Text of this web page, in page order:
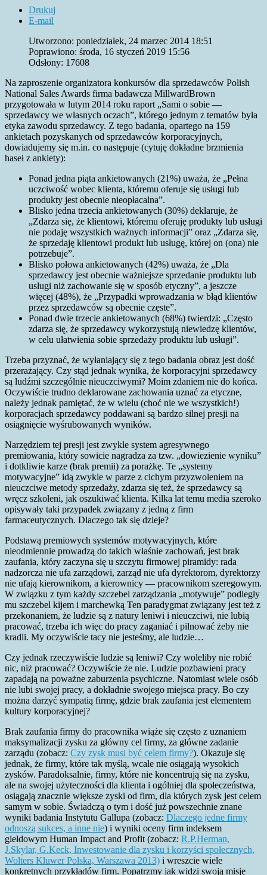
Drukuj
E-mail
Utworzono: poniedziałek, 24 marzec 2014 18:51
Poprawiono: środa, 16 styczeń 2019 15:56
Odsłony: 17608
Na zaproszenie organizatora konkursów dla sprzedawców Polish
National Sales Awards firma badawcza MillwardBrown
przygotowała w lutym 2014 roku raport „Sami o sobie —
sprzedawcy we własnych oczach”, którego jednym z tematów była
etyka zawodu sprzedawcy. Z tego badania, opartego na 159
ankietach pozyskanych od sprzedawców korporacyjnych,
dowiadujemy się m.in. co następuje (cytuję dokładne brzmienia
haseł z ankiety):
Ponad jedna piąta ankietowanych (21%) uważa, że „Pełna
uczciwość wobec klienta, któremu oferuje się usługi lub
produkty jest obecnie nieopłacalna”.
Blisko jedna trzecia ankietowanych (30%) deklaruje, że
„Zdarza się, że klientowi, któremu oferuję produkty lub usługi
nie podaję wszystkich ważnych informacji” oraz „Zdarza się,
że sprzedaję klientowi produkt lub usługę, której on (ona) nie
potrzebuje”.
Blisko połowa ankietowanych (42%) uważa, że „Dla
sprzedawcy jest obecnie ważniejsze sprzedanie produktu lub
usługi niż zachowanie się w sposób etyczny”, a jeszcze
więcej (48%), że „Przypadki wprowadzania w błąd klientów
przez sprzedawców są obecnie częste”.
Ponad dwie trzecie ankietowanych (68%) twierdzi: „Często
zdarza się, że sprzedawcy wykorzystują niewiedzę klientów,
w celu ułatwienia sobie sprzedaży produktu lub usługi”.
Trzeba przyznać, że wyłaniający się z tego badania obraz jest dość
przerażający. Czy stąd jednak wynika, że korporacyjni sprzedawcy
są ludźmi szczególnie nieuczciwymi? Moim zdaniem nie do końca.
Oczywiście trudno deklarowane zachowania uznać za etyczne,
należy jednak pamiętać, że w wielu (choć nie we wszystkich!)
korporacjach sprzedawcy poddawani są bardzo silnej presji na
osiągnięcie wyśrubowanych wyników.
Narzędziem tej presji jest zwykle system agresywnego
premiowania, który sowicie nagradza za tzw. „dowiezienie wyniku”
i dotkliwie karze (brak premii) za porażkę. Te „systemy
motywacyjne” idą zwykle w parze z cichym przyzwoleniem na
nieuczciwe metody sprzedaży, zdarza się też, że sprzedawcy są
wręcz szkoleni, jak oszukiwać klienta. Kilka lat temu media szeroko
opisywały taki przypadek związany z jedną z firm
farmaceutycznych. Dlaczego tak się dzieje?
Podstawą premiowych systemów motywacyjnych, które
nieodmiennie prowadzą do takich właśnie zachowań, jest brak
zaufania, który zaczyna się u szczytu firmowej piramidy: rada
nadzorcza nie ufa zarządowi, zarząd nie ufa dyrektorom, dyrektorzy
nie ufają kierownikom, a kierownicy — pracownikom szeregowym.
W związku z tym każdy szczebel zarządzania „motywuje” podległy
mu szczebel kijem i marchewką Ten paradygmat związany jest też z
przekonaniem, że ludzie są z natury leniwi i nieuczciwi, nie lubią
pracować, trzeba ich więc do pracy zaganiać i pilnować żeby nie
kradli. My oczywiście tacy nie jesteśmy, ale ludzie…
Czy jednak rzeczywiście ludzie są leniwi? Czy woleliby nie robić
nic, niż pracować? Oczywiście że nie. Ludzie pozbawieni pracy
zapadają na poważne zaburzenia psychiczne. Natomiast wiele osób
nie lubi swojej pracy, a dokładnie swojego miejsca pracy. Bo czy
można darzyć sympatią firmę, gdzie brak zaufania jest elementem
kultury korporacyjnej?
Brak zaufania firmy do pracownika wiąże się często z uznaniem
maksymalizacji zysku za główny cel firmy, za główne zadanie
zarządu (zobacz: Czy zysk musi być celem firmy?). Okazuje się
jednak, że firmy, które tak myślą, wcale nie osiągają wysokich
zysków. Paradoksalnie, firmy, które nie koncentrują się na zysku,
ale na swojej użyteczności dla klienta i ogólniej dla społeczeństwa,
osiągają znacznie większe zyski od firm, dla których zysk jest celem
samym w sobie. Świadczą o tym i dość już powszechnie znane
wyniki badania Instytutu Gallupa (zobacz: Dlaczego jedne firmy
odnoszą sukces, a inne nie) i wyniki oceny firm indeksem
giełdowym Human Impact and Profit (zobacz: R.P.Herman,
J.Skylar, G.Keck, Inwestowanie dla zysku i korzyści społecznych,
Wolters Kluwer Polska, Warszawa 2013) i wreszcie wiele
konkretnych przykładów firm. Popatrzmy jak widzi swoją misję